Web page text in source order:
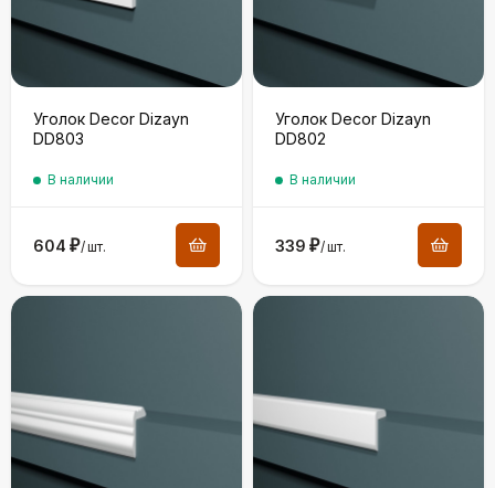
Уголок Decor Dizayn
DD803
В наличии
604 ₽/шт.
Уголок Decor Dizayn
DD802
В наличии
339 ₽/шт.